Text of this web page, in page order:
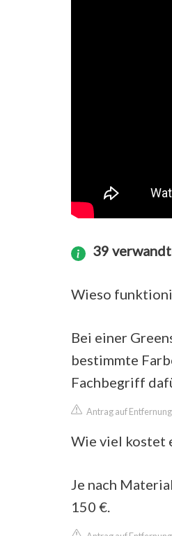
39
Wieso
Bei einer
bestimmte
Fachbegriff
Antrag auf
Wie viel kostet
Je nach
150 €.